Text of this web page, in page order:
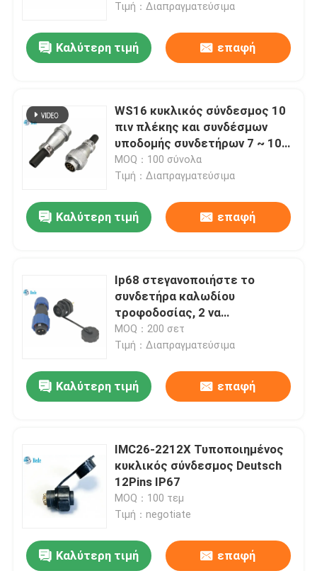
Σπίτι
Τιμή：Διαπραγματεύσιμα
Καλύτερη τιμή επαφή
WS16 κυκλικός σύνδεσμος 10
πιν πλέκης και συνδέσμων
υποδομής συνδετήρων 7 ~ 10
πιν 5A 400V
MOQ：100 σύνολα
Τιμή：Διαπραγματεύσιμα
Καλύτερη τιμή επαφή
Ip68 στεγανοποιήστε το
συνδετήρα καλωδίου
τροφοδοσίας, 2 να
τοποθετήσει επιτροπής
καρφιτσών M13 συνδετήρας
MOQ：200 σετ
Τιμή：Διαπραγματεύσιμα
Καλύτερη τιμή επαφή
IMC26-2212X Τυποποιημένος
κυκλικός σύνδεσμος Deutsch
12Pins IP67
MOQ：100 τεμ
Τιμή：negotiate
Καλύτερη τιμή επαφή